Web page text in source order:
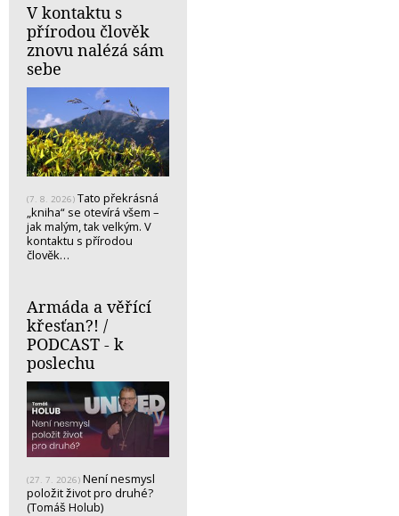
V kontaktu s
přírodou člověk
znovu nalézá sám
sebe
(7. 8. 2026) Tato překrásná
„kniha“ se otevírá všem –
jak malým, tak velkým. V
kontaktu s přírodou
člověk…
Armáda a věřící
křesťan?! /
PODCAST - k
poslechu
(27. 7. 2026) Není nesmysl
položit život pro druhé?
(Tomáš Holub)